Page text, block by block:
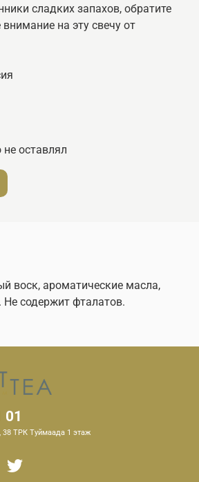
сладких запахов, обратите
на эту свечу от
оставлял
воск, ароматические масла,
содержит фталатов.
01
38 ТРК Туймаада 1 этаж